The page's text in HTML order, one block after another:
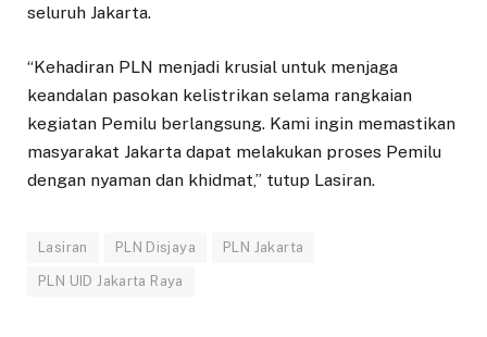
seluruh Jakarta.
“Kehadiran PLN menjadi krusial untuk menjaga
keandalan pasokan kelistrikan selama rangkaian
kegiatan Pemilu berlangsung. Kami ingin memastikan
masyarakat Jakarta dapat melakukan proses Pemilu
dengan nyaman dan khidmat,” tutup Lasiran.
Lasiran PLN Disjaya PLN Jakarta
PLN UID Jakarta Raya